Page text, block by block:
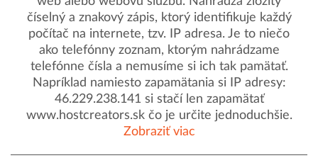
číselný a znakový zápis, ktorý identifikuje každý
počítač na internete, tzv. IP adresa. Je to niečo
ako telefónny zoznam, ktorým nahrádzame
telefónne čísla a nemusíme si ich tak pamätať.
Napríklad namiesto zapamätania si IP adresy:
46.229.238.141 si stačí len zapamätať
www.hostcreators.sk čo je určite jednoduchšie.
Zobraziť viac